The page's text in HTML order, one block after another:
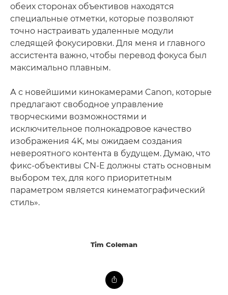
обеих сторонах объективов находятся
специальные отметки, которые позволяют
точно настраивать удаленные модули
следящей фокусировки. Для меня и главного
ассистента важно, чтобы перевод фокуса был
максимально плавным.
А с новейшими кинокамерами Canon, которые
предлагают свободное управление
творческими возможностями и
исключительное полнокадровое качество
изображения 4K, мы ожидаем создания
невероятного контента в будущем. Думаю, что
фикс-объективы CN-E должны стать основным
выбором тех, для кого приоритетным
параметром является кинематографический
стиль».
Tim Coleman